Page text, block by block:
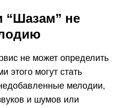
“Шазам” не
не может определить
этого могут стать
мелодии,
и шумов или